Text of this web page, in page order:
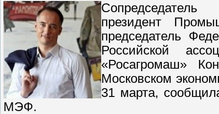
Сопредседатель
президент
председатель
Российской
«Росагромаш»
Московском
31 марта,
МЭФ.